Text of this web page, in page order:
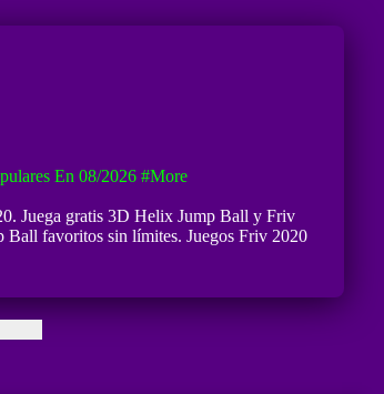
En 08/2026 #more
Juega gratis 3D Helix Jump Ball y Friv
Ball favoritos sin límites. Juegos Friv 2020